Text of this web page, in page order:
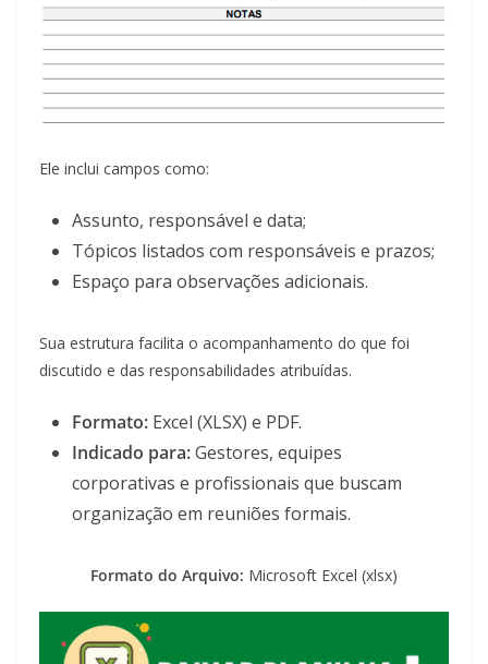
Ele inclui campos como:
Assunto, responsável e data;
Tópicos listados com responsáveis e prazos;
Espaço para observações adicionais.
Sua estrutura facilita o acompanhamento do que foi
discutido e das responsabilidades atribuídas.
Formato: Excel (XLSX) e PDF.
Indicado para:Gestores, equipes
corporativas e profissionais que buscam
organização em reuniões formais.
Formato do Arquivo: Microsoft Excel (xlsx)